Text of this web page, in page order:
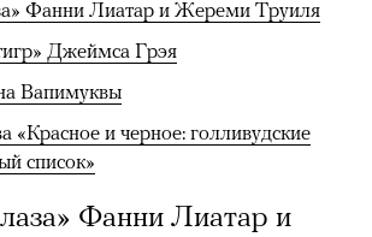
Фанни Лиатар и Жереми Труиля
Джеймса Грэя
Вапимуквы
«Красное и черное: голливудские
список»
Фанни Лиатар и